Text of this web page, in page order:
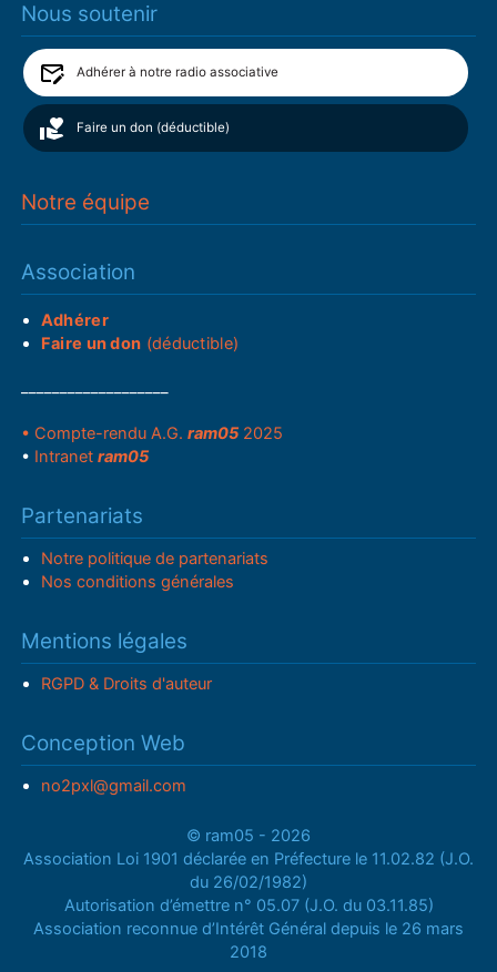
Nous soutenir
Adhérer à notre radio associative
Faire un don (déductible)
Notre équipe
Association
Adhérer
Faire un don (déductible)
• Compte-rendu A.G.ram05 2025
• Intranetram05
Partenariats
Notre politique de partenariats
Nos conditions générales
Mentions légales
RGPD & Droits d'auteur
Conception Web
no2pxl@gmail.com
© ram05 - 2026
Association Loi 1901 déclarée en Préfecture le 11.02.82 (J.O.
du 26/02/1982)
Autorisation d’émettre n° 05.07 (J.O. du 03.11.85)
Association reconnue d’Intérêt Général depuis le 26 mars
2018